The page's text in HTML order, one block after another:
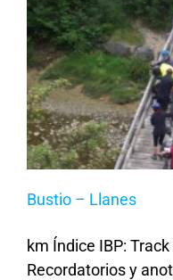
Bustio – Llanes
km Índice IBP:
Recordatorios y